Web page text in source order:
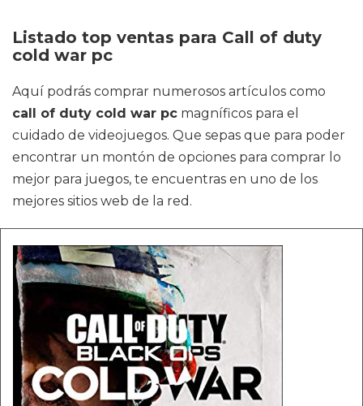
Listado top ventas para Call of duty
cold war pc
Aquí podrás comprar numerosos artículos como
call of duty cold war pc magníficos para el
cuidado de videojuegos. Que sepas que para poder
encontrar un montón de opciones para comprar lo
mejor para juegos, te encuentras en uno de los
mejores sitios web de la red.